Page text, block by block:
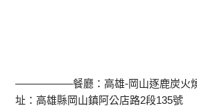
—————–餐廳：高雄-岡山逐鹿炭火
址：高雄縣岡山鎮阿公店路2段135號